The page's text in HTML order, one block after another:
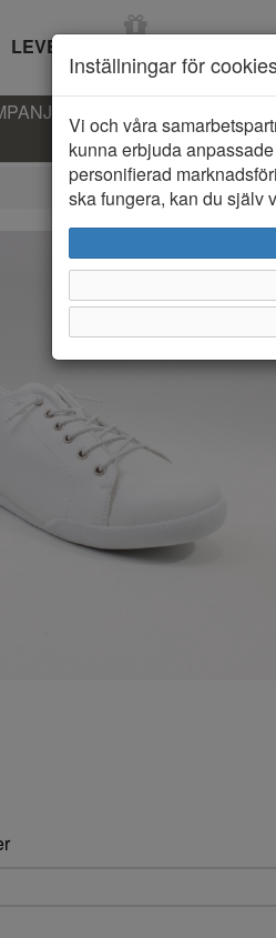
LEVERANS INOM 2-5 DAGAR
KLÄDER-BARN
Inställningar för
Vi och våra
kunna erbjuda
personifierad
ska fungera, kan du själv